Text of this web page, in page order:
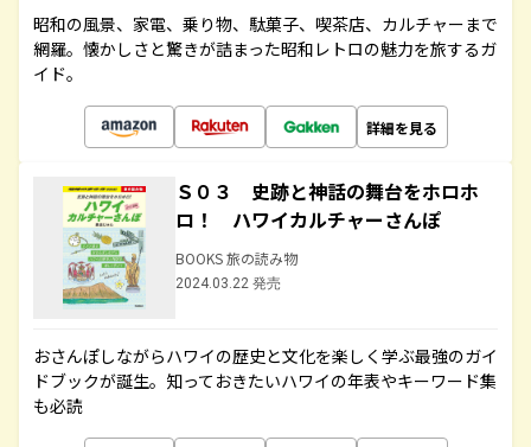
昭和の風景、家電、乗り物、駄菓子、喫茶店、カルチャーまで
網羅。懐かしさと驚きが詰まった昭和レトロの魅力を旅するガ
イド。
詳細を見る
Ｓ０３ 史跡と神話の舞台をホロホ
ロ！ ハワイカルチャーさんぽ
BOOKS 旅の読み物
2024.03.22 発売
おさんぽしながらハワイの歴史と文化を楽しく学ぶ最強のガイ
ドブックが誕生。知っておきたいハワイの年表やキーワード集
も必読